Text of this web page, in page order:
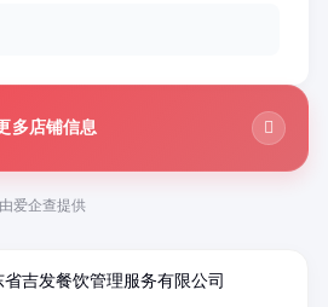
爱企查提供
省吉发餐饮管理服务有限公司
多店铺信息